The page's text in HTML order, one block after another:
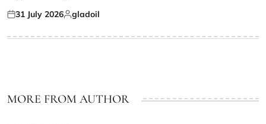
Posted
31 July 2026Posted
gladoil
MORE FROM AUTHOR